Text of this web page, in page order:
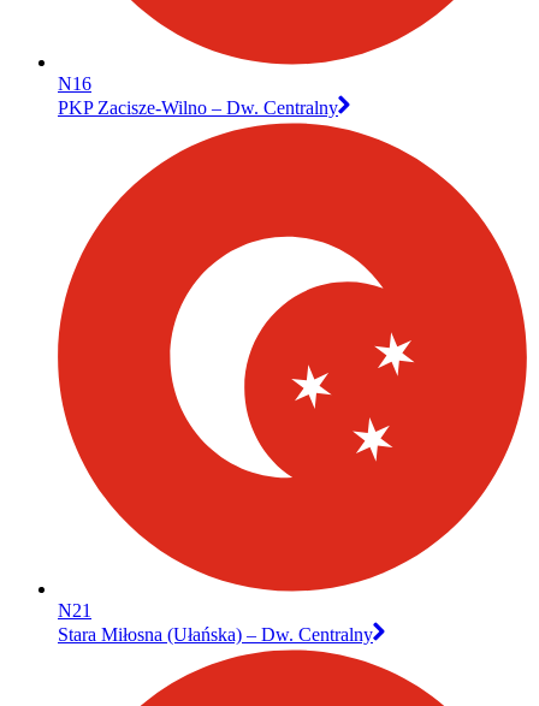
N16
PKP Zacisze-Wilno – Dw. Centralny
N21
Stara Miłosna (Ułańska) – Dw. Centralny